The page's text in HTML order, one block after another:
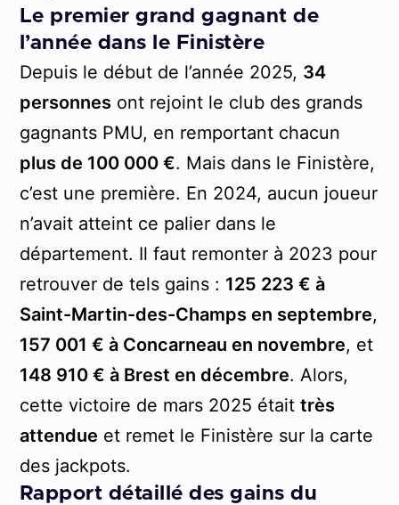
Le premier grand gagnant de
l’année dans le Finistère
Depuis le début de l’année 2025, 34
personnesont rejoint le club des grands
gagnants PMU, en remportant chacun
plus de 100 000 €. Mais dans le Finistère,
c’est une première. En 2024, aucun joueur
n’avait atteint ce palier dans le
département. Il faut remonter à 2023 pour
retrouver de tels gains : 125 223 € à
Saint-Martin-des-Champs en septembre,
157 001 € à Concarneau en novembre, et
148 910 € à Brest en décembre. Alors,
cette victoire de mars 2025 était très
attendue et remet le Finistère sur la carte
des jackpots.
Rapport détaillé des gains du